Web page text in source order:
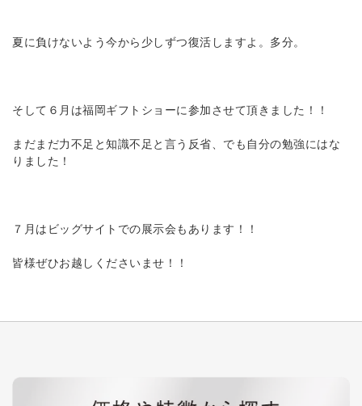
夏に負けないよう今から少しずつ復活しますよ。多分。
そして６月は福岡ギフトショーに参加させて頂きました！！
まだまだ力不足と知識不足と言う反省、でも自分の勉強にはな
りました！
７月はビッグサイトでの展示会もあります！！
皆様ぜひお越しくださいませ！！